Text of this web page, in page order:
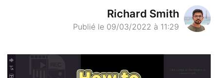
Richard Smith
Publié le 09/03/2022 à 11:29